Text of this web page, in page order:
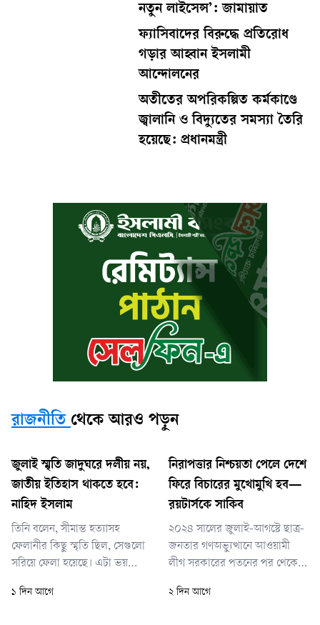
নতুন লাইসেন্স’: জামায়াত
ফ্যাসিবাদের বিরুদ্ধে প্রতিরোধ
গড়ার আহ্বান ইসলামী
আন্দোলনের
অতীতের অপরিকল্পিত কর্মকাণ্ডে
জ্বালানি ও বিদ্যুতের সমস্যা তৈরি
হয়েছে: প্রধানমন্ত্রী
রাজনীতি থেকে আরও পড়ুন
জুলাই স্মৃতি জাদুঘরে দলীয় নয়,
জাতীয় ইতিহাস থাকতে হবে:
নাহিদ ইসলাম
তিনি বলেন, সীমান্ত হত্যাসহ
ফেলানীর কিছু স্মৃতি ছিল, সেগুলো
সরিয়ে ফেলা হয়েছে। এটা ভয়
জানা নেই। সরিয়ে দিয়ে তারা
১ দিন আগে
নিরাপত্তার নিশ্চয়তা পেলে দেশে
ফিরে বিচারের মুখোমুখি হব—
রয়টার্সকে সাকিব
২০২৪ সালের জুলাই-আগস্টে ছাত্র-
জনতার গণঅভ্যুত্থানে আওয়ামী
লীগ সরকারের পতনের পর থেকে
৩৯ বছর বয়সী এই ক্রিকেট
২ দিন আগে